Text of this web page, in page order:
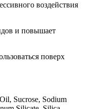
воздействия
и повышает
поверх
Sucrose, Sodium